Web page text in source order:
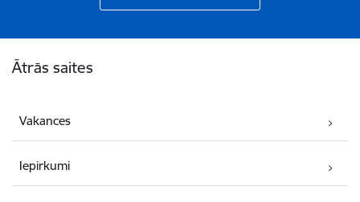
Ātrās saites
Vakances
Iepirkumi